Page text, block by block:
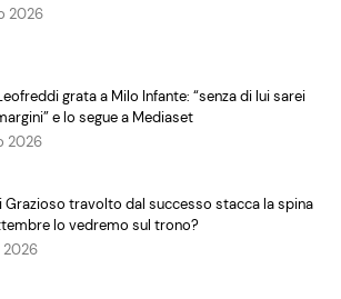
2026
grata a Milo Infante: “senza di lui sarei
e lo segue a Mediaset
2026
Grazioso travolto dal successo stacca la spina
lo vedremo sul trono?
2026